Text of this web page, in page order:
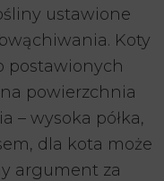
ustawione
Koty
postawionych
powierzchnia
– wysoka półka,
dla kota może
argument za